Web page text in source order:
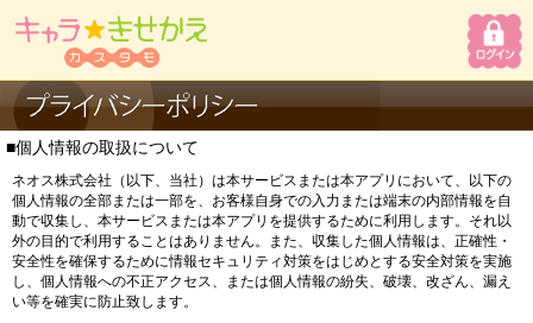
■個人情報の取扱について
ネオス株式会社（以下、当社）は本サービスまたは本アプリにおいて、以下の
個人情報の全部または一部を、お客様自身での入力または端末の内部情報を自
動で収集し、本サービスまたは本アプリを提供するために利用します。それ以
外の目的で利用することはありません。また、収集した個人情報は、正確性・
安全性を確保するために情報セキュリティ対策をはじめとする安全対策を実施
し、個人情報への不正アクセス、または個人情報の紛失、破壊、改ざん、漏え
い等を確実に防止致します。